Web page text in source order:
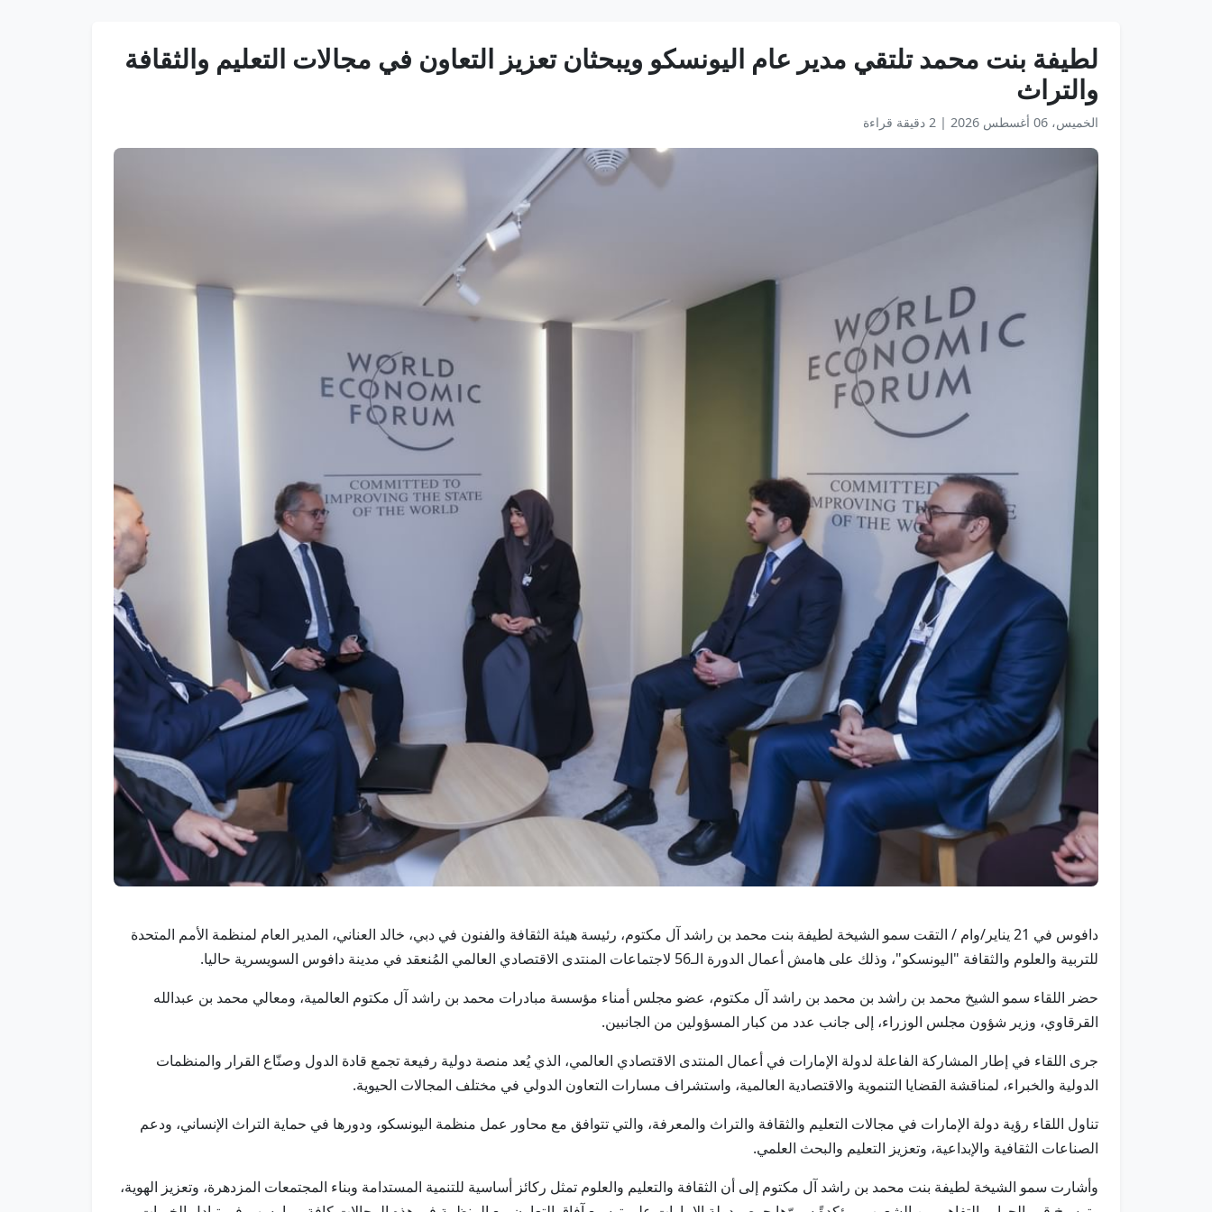
لطيفة بنت محمد تلتقي مدير عام اليونسكو ويبحثان تعزيز التعاون في مجالات التعليم والثقافة
والتراث
الخميس، 06 أغسطس 2026 | 2 دقيقة قراءة
دافوس في 21 يناير/وام / التقت سمو الشيخة لطيفة بنت محمد بن راشد آل مكتوم، رئيسة هيئة الثقافة والفنون في دبي، خالد العناني، المدير العام لمنظمة الأمم المتحدة
للتربية والعلوم والثقافة "اليونسكو"، وذلك على هامش أعمال الدورة الـ56 لاجتماعات المنتدى الاقتصادي العالمي المُنعقد في مدينة دافوس السويسرية حاليا.
حضر اللقاء سمو الشيخ محمد بن راشد بن محمد بن راشد آل مكتوم، عضو مجلس أمناء مؤسسة مبادرات محمد بن راشد آل مكتوم العالمية، ومعالي محمد بن عبدالله
القرقاوي، وزير شؤون مجلس الوزراء، إلى جانب عدد من كبار المسؤولين من الجانبين.
جرى اللقاء في إطار المشاركة الفاعلة لدولة الإمارات في أعمال المنتدى الاقتصادي العالمي، الذي يُعد منصة دولية رفيعة تجمع قادة الدول وصنّاع القرار والمنظمات
الدولية والخبراء، لمناقشة القضايا التنموية والاقتصادية العالمية، واستشراف مسارات التعاون الدولي في مختلف المجالات الحيوية.
تناول اللقاء رؤية دولة الإمارات في مجالات التعليم والثقافة والتراث والمعرفة، والتي تتوافق مع محاور عمل منظمة اليونسكو، ودورها في حماية التراث الإنساني، ودعم
الصناعات الثقافية والإبداعية، وتعزيز التعليم والبحث العلمي.
وأشارت سمو الشيخة لطيفة بنت محمد بن راشد آل مكتوم إلى أن الثقافة والتعليم والعلوم تمثل ركائز أساسية للتنمية المستدامة وبناء المجتمعات المزدهرة، وتعزيز الهوية،